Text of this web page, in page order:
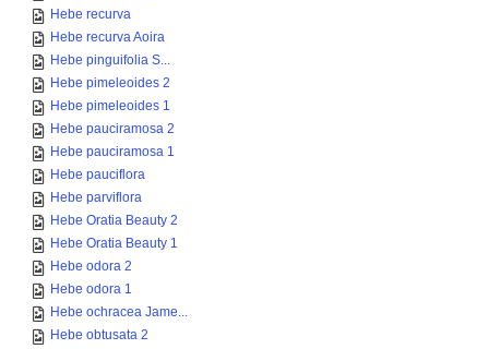
Hebe recurva
Hebe recurva Aoira
Hebe pinguifolia S...
Hebe pimeleoides 2
Hebe pimeleoides 1
Hebe pauciramosa 2
Hebe pauciramosa 1
Hebe pauciflora
Hebe parviflora
Hebe Oratia Beauty 2
Hebe Oratia Beauty 1
Hebe odora 2
Hebe odora 1
Hebe ochracea Jame...
Hebe obtusata 2